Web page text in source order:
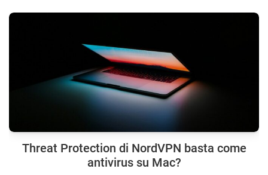
Threat Protection di NordVPN basta come
antivirus su Mac?